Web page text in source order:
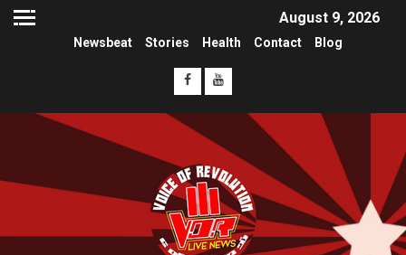
August 9, 2026
Newsbeat Stories Health Contact Blog